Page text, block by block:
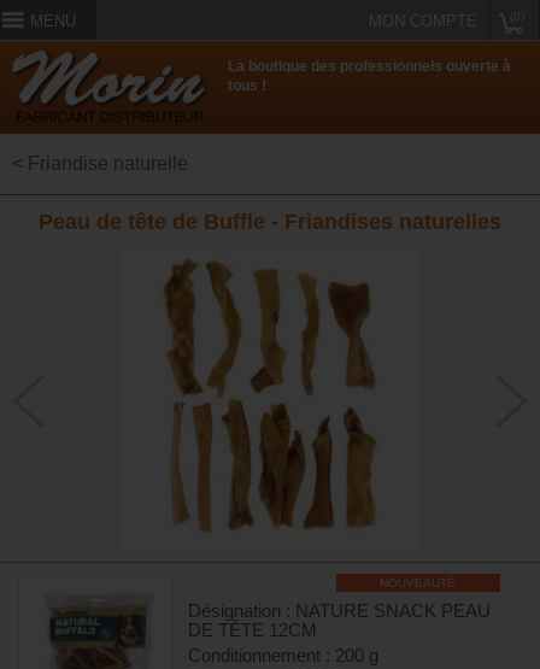
MENU MON COMPTE
La boutique des professionnels ouverte à
tous !
< Friandise naturelle
Peau de tête de Buffle - Friandises naturelles
NOUVEAUTÉ
Désignation : NATURE SNACK PEAU
DE TÊTE 12CM
Conditionnement : 200 g